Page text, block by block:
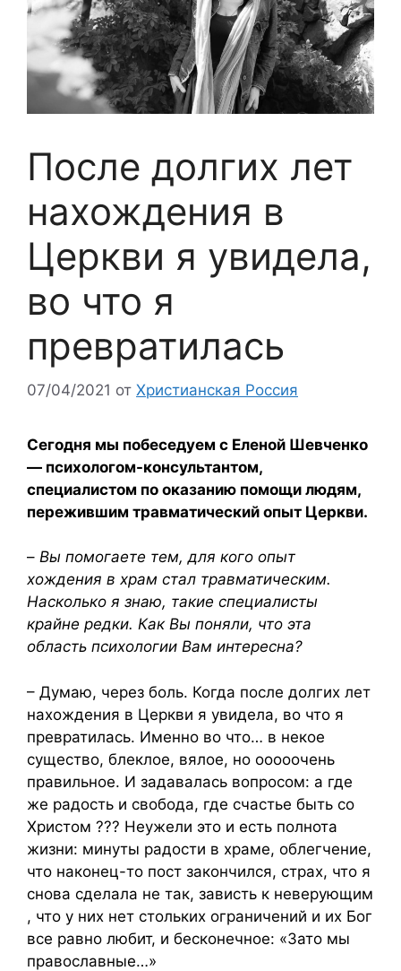
После долгих лет
нахождения в
Церкви я увидела,
во что я
превратилась
07/04/2021 от Христианская Россия
Сегодня мы побеседуем с Еленой Шевченко
— психологом-консультантом,
специалистом по оказанию помощи людям,
пережившим травматический опыт Церкви.
– Вы помогаете тем, для кого опыт
хождения в храм стал травматическим.
Насколько я знаю, такие специалисты
крайне редки. Как Вы поняли, что эта
область психологии Вам интересна?
– Думаю, через боль. Когда после долгих лет
нахождения в Церкви я увидела, во что я
превратилась. Именно во что… в некое
существо, блеклое, вялое, но ооооочень
правильное. И задавалась вопросом: а где
же радость и свобода, где счастье быть со
Христом ??? Неужели это и есть полнота
жизни: минуты радости в храме, облегчение,
что наконец-то пост закончился, страх, что я
снова сделала не так, зависть к неверующим
, что у них нет стольких ограничений и их Бог
все равно любит, и бесконечное: «Зато мы
православные…»